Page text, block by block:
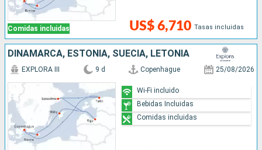
Comidas incluidas US$ 6,710 Tasas incluidas
DINAMARCA, ESTONIA, SUECIA, LETONIA
EXPLORA III 9 d Copenhague 25/08/2026
Wi-Fi incluido
Bebidas Incluidas
Comidas incluidas